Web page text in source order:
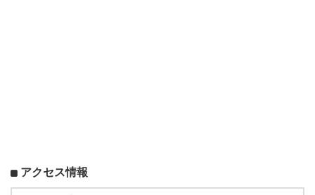
アクセス情報